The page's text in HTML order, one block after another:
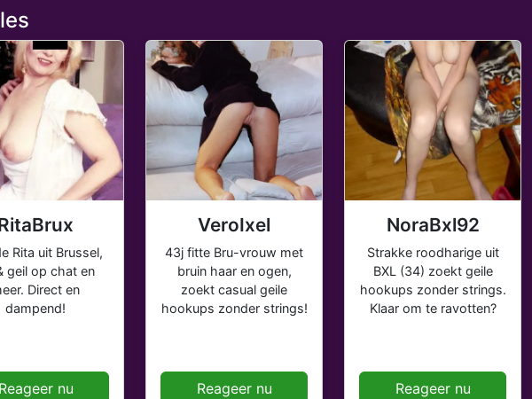
Rita uit Brussel,
geil op chat en
Direct en
dampend!
Reageer nu
VeroIxel
43j fitte Bru-vrouw met
bruin haar en ogen,
zoekt casual geile
hookups zonder strings!
Reageer nu
NoraBxl92
Strakke roodharige uit
BXL (34) zoekt geile
hookups zonder strings.
Klaar om te ravotten?
Reageer nu